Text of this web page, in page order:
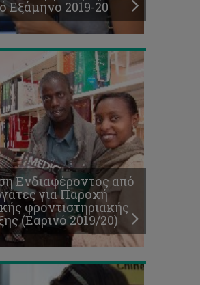
Εξάμηνο 2019-20
Ενδιαφέροντος από
για Παροχή
φροντιστηριακής
(Εαρινό 2019/20)